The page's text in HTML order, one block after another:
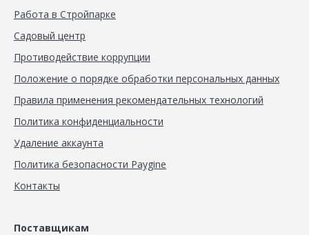
Работа в Стройпарке
Садовый центр
Противодействие коррупции
Положение о порядке обработки персональных данных
Правила применения рекомендательных технологий
Политика конфиденциальности
Удаление аккаунта
Политика безопасности Paygine
Контакты
Поставщикам